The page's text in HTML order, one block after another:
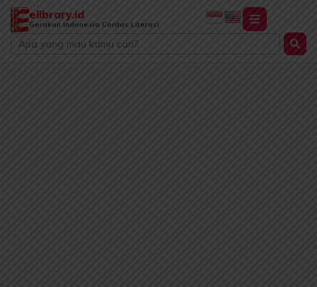
Lewati
konten
elibrary.id
Gerakan Indonesia Cerdas Literasi
Search
...